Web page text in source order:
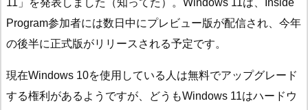
11」を発表しました（知ってた）。Windows 11は、Inside
Program参加者には数日中にプレビュー版が配信され、今年
の後半に正式版がリリースされる予定です。
現在Windows 10を使用している人は無料でアップグレード
する権利があるようですが、どうもWindows 11はハードウ